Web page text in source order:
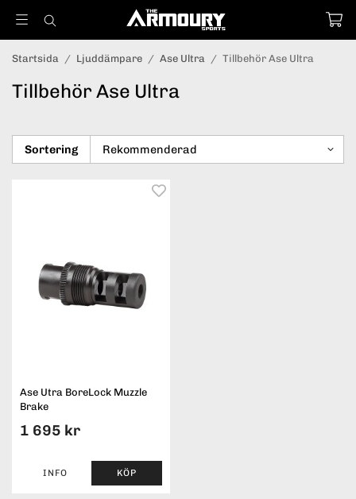
Startsida / Ljuddämpare / Ase Ultra / Tillbehör Ase Ultra
Tillbehör Ase Ultra
Sortering
Ase Utra BoreLock Muzzle
Brake
1 695 kr
INFO KÖP